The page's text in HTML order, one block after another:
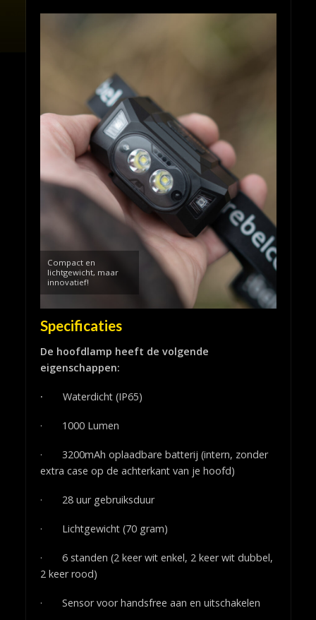
Compact en
lichtgewicht, maar
innovatief!
Specificaties
De hoofdlamp heeft de volgende
eigenschappen:
· Waterdicht (IP65)
· 1000 Lumen
· 3200mAh oplaadbare batterij (intern, zonder
extra case op de achterkant van je hoofd)
· 28 uur gebruiksduur
· Lichtgewicht (70 gram)
· 6 standen (2 keer wit enkel, 2 keer wit dubbel,
2 keer rood)
· Sensor voor handsfree aan en uitschakelen